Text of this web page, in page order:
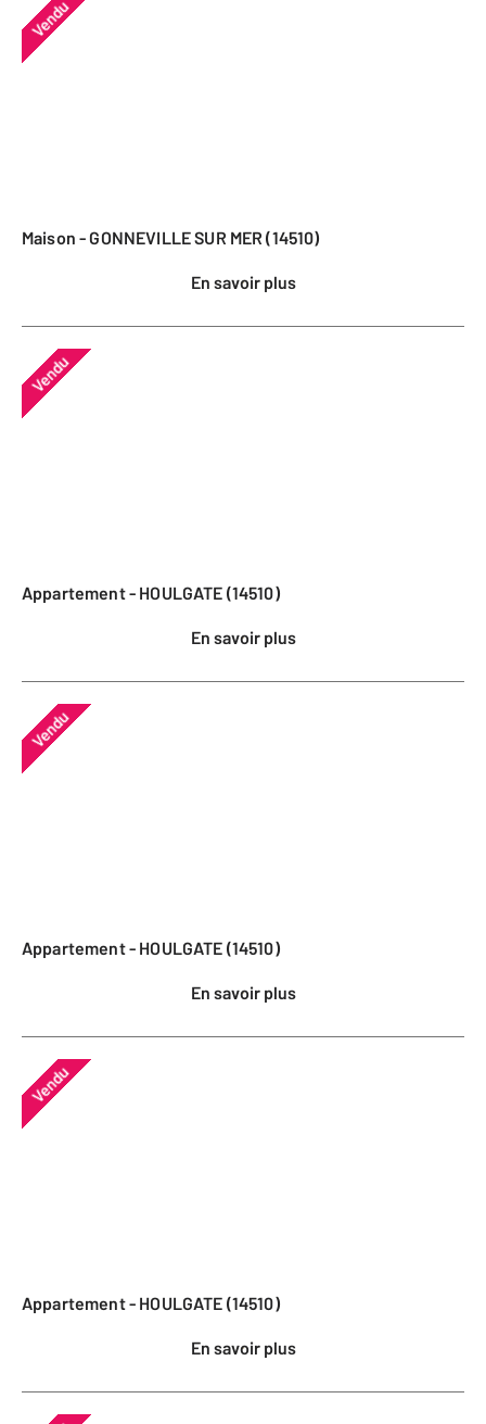
Vendu
Maison - GONNEVILLE SUR MER (14510)
En savoir plus
Vendu
Appartement - HOULGATE (14510)
En savoir plus
Vendu
Appartement - HOULGATE (14510)
En savoir plus
Vendu
Appartement - HOULGATE (14510)
En savoir plus